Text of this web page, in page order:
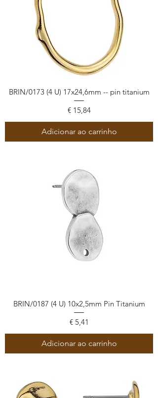
BRIN/0173 (4 U) 17x24,6mm -- pin titanium
Preço
€ 15,84
Adicionar ao carrinho
BRIN/0187 (4 U) 10x2,5mm Pin Titanium
Preço
€ 5,41
Adicionar ao carrinho